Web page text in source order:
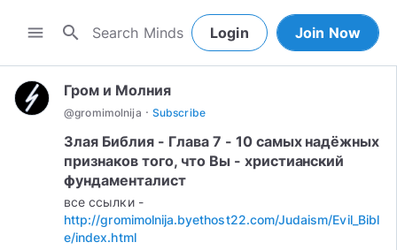
menu search Login Join Now
Гром и Молния
@gromimolnija · Subscribe
Злая Библия - Глава 7 - 10 самых надёжных
признаков того, что Вы - христианский
фундаменталист
все ссылки -
http://gromimolnija.byethost22.com/Judaism/Evil_Bibl
e/index.html